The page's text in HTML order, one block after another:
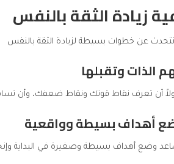
زيادة الثقة بالنفس
عن خطوات بسيطة لزيادة الثقة بالنفس
أن تعرف نقاط قوتك ونقاط ضعفك، وأن
وضع أهداف بسيطة وصغيرة في البداية